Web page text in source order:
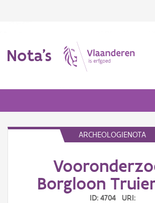
Nota's
ARCHEOLOGIENOTA
Borgloon
ID: 4704 URI: